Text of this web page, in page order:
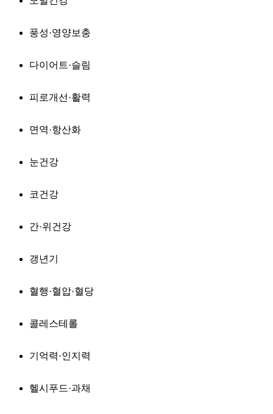
풍성·영양보충
다이어트·슬림
피로개선·활력
면역·항산화
눈건강
코건강
간·위건강
갱년기
혈행·혈압·혈당
콜레스테롤
기억력·인지력
헬시푸드·과채